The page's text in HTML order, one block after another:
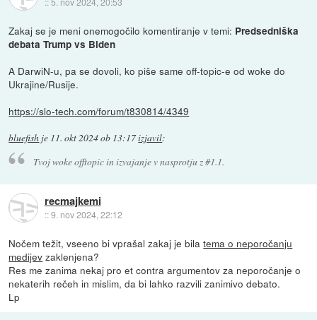
Zakaj se je meni onemogočilo komentiranje v temi: Predsedniška
debata Trump vs Biden
A DarwiN-u, pa se dovoli, ko piše same off-topic-e od woke do
Ukrajine/Rusije.
https://slo-tech.com/forum/t830814/4349
bluefish je 11. okt 2024 ob 13:17izjavil:
Tvoj woke offtopic in izvajanje v nasprotju z #1.1.
recmajkemi
::9. nov 2024, 22:12
Nočem težit, vseeno bi vprašal zakaj je bilatema o neporočanju
medijev zaklenjena?
Res me zanima nekaj pro et contra argumentov za neporočanje o
nekaterih rečeh in mislim, da bi lahko razvili zanimivo debato.
Lp